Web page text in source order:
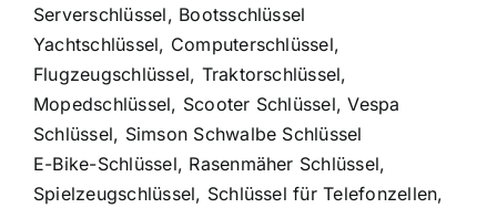
Serverschlüssel, Bootsschlüssel
Yachtschlüssel, Computerschlüssel,
Flugzeugschlüssel, Traktorschlüssel,
Mopedschlüssel, Scooter Schlüssel, Vespa
Schlüssel, Simson Schwalbe Schlüssel
E-Bike-Schlüssel, Rasenmäher Schlüssel,
Spielzeugschlüssel, Schlüssel für Telefonzellen,